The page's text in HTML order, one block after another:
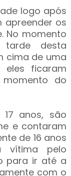
logo após
apreender os
No momento
tarde desta
cima de uma
eles ficaram
do
anos, são
e contaram
de 16 anos
vítima pelo
para ir até a
com o